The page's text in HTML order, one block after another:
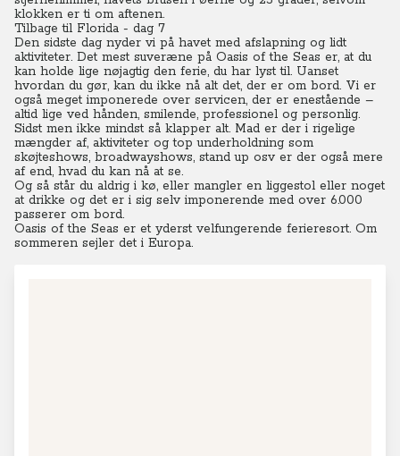
klokken er ti om aftenen.
Tilbage til Florida - dag 7
Den sidste dag nyder vi på havet med afslapning og lidt
aktiviteter. Det mest suveræne på Oasis of the Seas er, at du
kan holde lige nøjagtig den ferie, du har lyst til. Uanset
hvordan du gør, kan du ikke nå alt det, der er om bord. Vi er
også meget imponerede over servicen, der er enestående –
altid lige ved hånden, smilende, professionel og personlig.
Sidst men ikke mindst så klapper alt. Mad er der i rigelige
mængder af, aktiviteter og top underholdning som
skøjteshows, broadwayshows, stand up osv er der også mere
af end, hvad du kan nå at se.
Og så står du aldrig i kø, eller mangler en liggestol eller noget
at drikke og det er i sig selv imponerende med over 6.000
passerer om bord.
Oasis of the Seas er et yderst velfungerende ferieresort. Om
sommeren sejler det i Europa.